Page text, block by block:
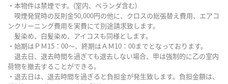
・本物件は禁煙です。(室内、ベランダ含む)
喫煙発覚時の反則金50,000円の他に、クロスの総張替え費用、エアコ
ンクリーニング費用を実費にて別途請求致します。
髪染め、白髪染め、アイコスも同様とします。
・始期はＰＭ15：00～、終期はＡＭ10：00までとなっております。
退去日、退去時間を過ぎても退去しない場合、甲は強制的に乙の室内
荷物を撤去することができる。
・退去日は、退去時間を過ぎると負担金が発生致します。負担金額は、